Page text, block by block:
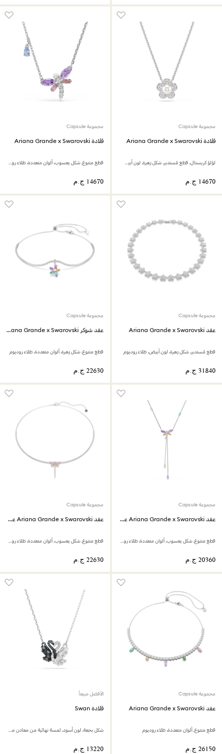
مجموعة Capsule
قلادة Ariana Grande x Swarovski
لؤلؤ كريستال، قطع مُستدير، شكل زهرة، لون أبيض، طلاء روديوم
مجموعة Capsule
قلادة Ariana Grande x Swarovski
قطع متنوع، شكل يعسوب، ألوان متعددة، طلاء روديوم
مجموعة Capsule
عقد Ariana Grande x Swarovski
قطع مُستدير، شكل زهرة، لون أبيض، طلاء روديوم
مجموعة Capsule
عقد شوكر Ariana Grande x Swarovski
قطع متنوع، شكل زهرة، ألوان متعددة، طلاء روديوم
مجموعة Capsule
عقد Ariana Grande x Swarovski على شكل حرف Y
قطع متنوع، شكل يعسوب، ألوان متعددة، طلاء روديوم
مجموعة Capsule
عقد Ariana Grande x Swarovski على شكل حرف Y
قطع متنوع، شكل يعسوب، ألوان متعددة، طلاء روديوم
مجموعة Capsule
عقد Ariana Grande x Swarovski
قطع متنوع، ألوان متعددة، طلاء روديوم
الأفضل مبيعاً
قلادة Swan
شكل بجعة، لون أسود، لمسة نهائية من معادن مختلطة